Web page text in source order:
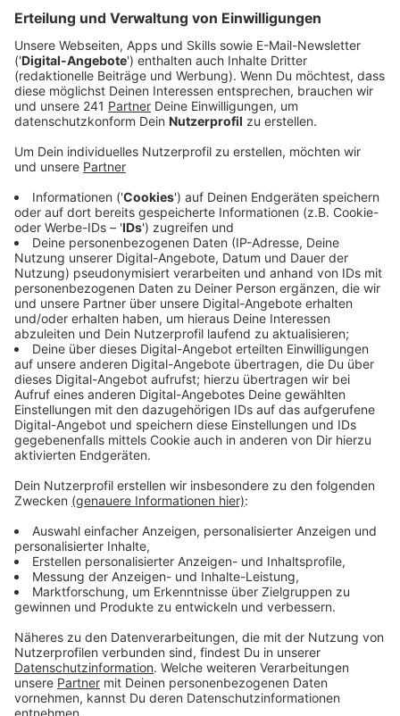
Was war Dein „Magic Moment“?
An meinem Magic Moment sind quasi die alten
Ägypter schuld. Sie haben Katzen schließlich als
Götter verehrt und das können wir jetzt ausbaden.
Meine Katze „Daisy“ ist auch eine Göttin und wer das
jedem vor die Füße und verfolgt ihn solange, bis er
kapiert, dass er sich unterordnen muss. Genau deshalb
ist sie wohl auch in ein Auto gestiegen und einer
fremden Frau bis nach Hause gefolgt.
Aber von vorne: Es war ein stinknormaler Samstag. Als
gutes Personal hatte ich ihr Dreigänge-Menü
vorbereitet. Aber keine Spur von Madame. Tag 1, Tag
2, Tag 3 waren um, Daisy war weg und meine Nerven
auch. Ich rief den Notstand aus, engagierte einen
Suchtrupp – Danke Melanie, Du bist toll! Melanie hilft
ehrenamtlich Katzen zu suchen. Plakate wurden
geklebt, ich machte das ganze Dorf inklusive dem
gesamten Internet und allen Kollegen in der Radio
Berg Redaktion bekloppt. Fast vier Wochen lang
Selbsthilfegruppe für verlassene Katzen-Frauchen zu
gründen. Und dann überschlugen sich die Ereignisse: Ein
Anruf von Tasso: Daisy wurde gesehen. Wieder ein
Anruf: Leider Fehlalarm. Noch ein Anruf: Daisy wurde
gefunden, aber leider tot im Bauhof abgegeben. Die KI
war sich sicher. Zum Glück irrt sie auch mal. Wieder ein
gefunden worden und würde jetzt in einem
Hundekörbchen auf mich warten! Und da war er: Nach
4 langen Wochen: Mein „Magic Moment“: Die Göttin in
einem Hunde-Körbchen. Egal, ich habe meine „Crazy